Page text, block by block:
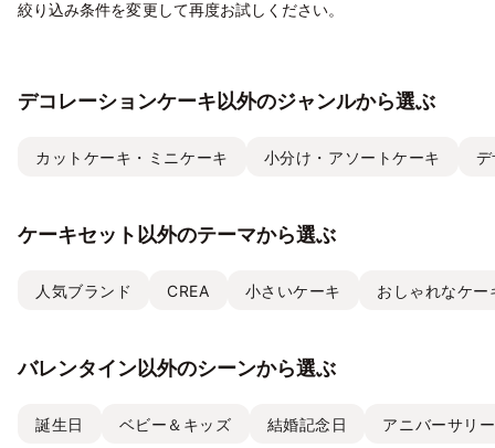
絞り込み条件を変更して再度お試しください。
デコレーションケーキ以外のジャンルから選ぶ
カットケーキ・ミニケーキ 小分け・アソートケーキ
ケーキセット以外のテーマから選ぶ
人気ブランド CREA 小さいケーキ おしゃれなケー
バレンタイン以外のシーンから選ぶ
誕生日 ベビー＆キッズ 結婚記念日 アニバーサリー